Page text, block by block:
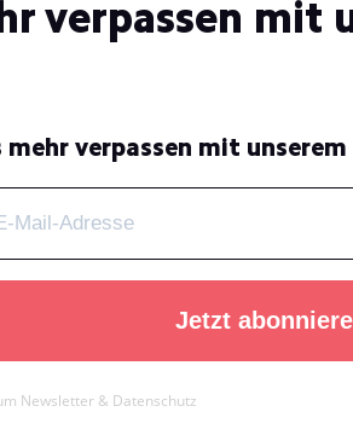
verpassen mit
mehr verpassen mit
Jetzt
Newsletter & Datenschutz